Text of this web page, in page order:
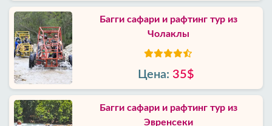
Багги сафари и рафтинг тур из
Чолаклы
Цена: 35$
Багги сафари и рафтинг тур из
Эвренсеки